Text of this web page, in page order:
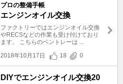
プロの整備手帳
エンジンオイル交換
ファクトリーではエンジンオイル交換
やRECSなどの作業も受け付けており
ます。 こちらのベントレーは ...
2018年10月17日
18 0
DIYでエンジンオイル交換20